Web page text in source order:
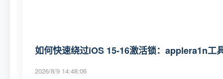
如何快速绕过iOS 15-16激活锁：applera1n工
2026/8/9 14:48:06